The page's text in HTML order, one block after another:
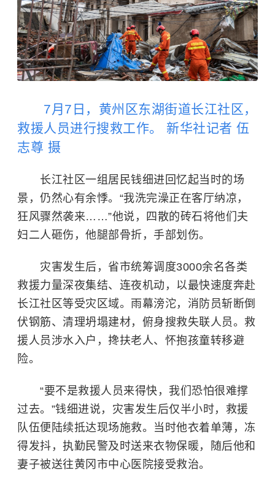
7月7日，黄州区东湖街道长江社区，
救援人员进行搜救工作。 新华社记者 伍
志尊 摄
长江社区一组居民钱细进回忆起当时的场
景，仍然心有余悸。“我洗完澡正在客厅纳凉，
狂风骤然袭来……”他说，四散的砖石将他们夫
妇二人砸伤，他腿部骨折，手部划伤。
灾害发生后，省市统筹调度3000余名各类
救援力量深夜集结、连夜机动，以最快速度奔赴
长江社区等受灾区域。雨幕滂沱，消防员斩断倒
伏钢筋、清理坍塌建材，俯身搜救失联人员。救
援人员涉水入户，搀扶老人、怀抱孩童转移避
险。
“要不是救援人员来得快，我们恐怕很难撑
过去。”钱细进说，灾害发生后仅半小时，救援
队伍便陆续抵达现场施救。当时他衣着单薄，冻
得发抖，执勤民警及时送来衣物保暖，随后他和
妻子被送往黄冈市中心医院接受救治。